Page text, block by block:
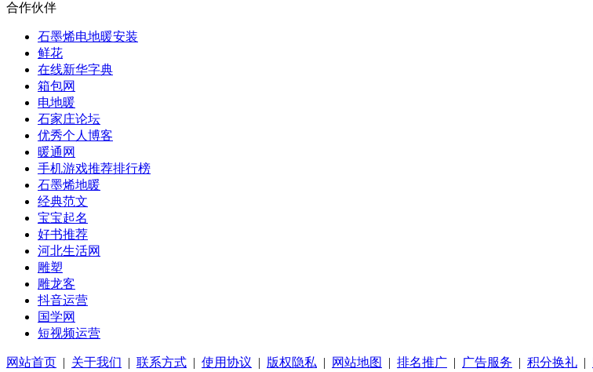
合作伙伴
石墨烯电地暖安装
鲜花
在线新华字典
箱包网
电地暖
石家庄论坛
优秀个人博客
暖通网
手机游戏推荐排行榜
石墨烯地暖
经典范文
宝宝起名
好书推荐
河北生活网
雕塑
雕龙客
抖音运营
国学网
短视频运营
网站首页 | 关于我们 | 联系方式 | 使用协议 | 版权隐私 | 网站地图 | 排名推广 | 广告服务 | 积分换礼 |